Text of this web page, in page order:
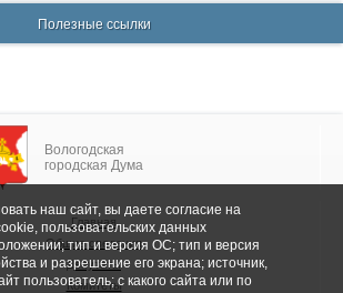
Полезные ссылки
Вологодская
городская Дума
Главная
Общие сведения
Депутаты
Комитеты
наш сайт, вы даете согласие на
пользовательских данных
тип и версия ОС; тип и версия
и разрешение его экрана; источник,
пользователь; с какого сайта или по